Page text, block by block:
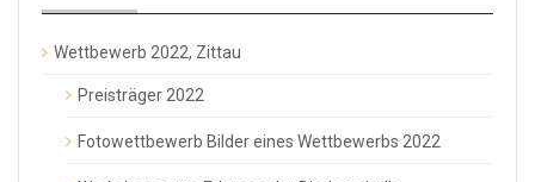
Wettbewerb 2022, Zittau
Preisträger 2022
Fotowettbewerb Bilder eines Wettbewerbs 2022